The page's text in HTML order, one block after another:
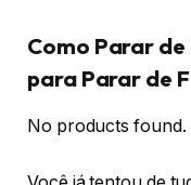
Como Parar
para Parar de
No products found.